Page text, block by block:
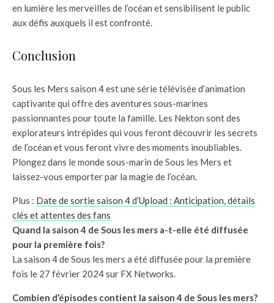
en lumière les merveilles de l’océan et sensibilisent le public
aux défis auxquels il est confronté.
Conclusion
Sous les Mers saison 4 est une série télévisée d’animation
captivante qui offre des aventures sous-marines
passionnantes pour toute la famille. Les Nekton sont des
explorateurs intrépides qui vous feront découvrir les secrets
de l’océan et vous feront vivre des moments inoubliables.
Plongez dans le monde sous-marin de Sous les Mers et
laissez-vous emporter par la magie de l’océan.
Plus : Date de sortie saison 4 d’Upload : Anticipation, détails
clés et attentes des fans
Quand la saison 4 de Sous les mers a-t-elle été diffusée
pour la première fois?
La saison 4 de Sous les mers a été diffusée pour la première
fois le 27 février 2024 sur FX Networks.
Combien d’épisodes contient la saison 4 de Sous les mers?